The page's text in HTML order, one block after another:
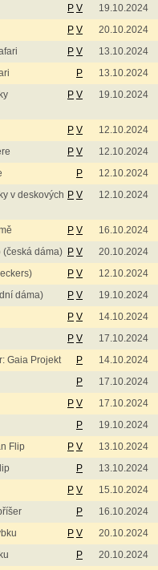
P V 19.10.2024
P V 20.10.2024
P V 13.10.2024
P 13.10.2024
P V 19.10.2024
P V 12.10.2024
P V 12.10.2024
P 12.10.2024
v deskových P V 12.10.2024
P V 16.10.2024
(česká dáma) P V 20.10.2024
P V 12.10.2024
dáma) P V 19.10.2024
P V 14.10.2024
P V 17.10.2024
Gaia Projekt P 14.10.2024
P 17.10.2024
P V 17.10.2024
P 19.10.2024
Flip P V 13.10.2024
P 13.10.2024
P V 15.10.2024
P 16.10.2024
P V 20.10.2024
P 20.10.2024